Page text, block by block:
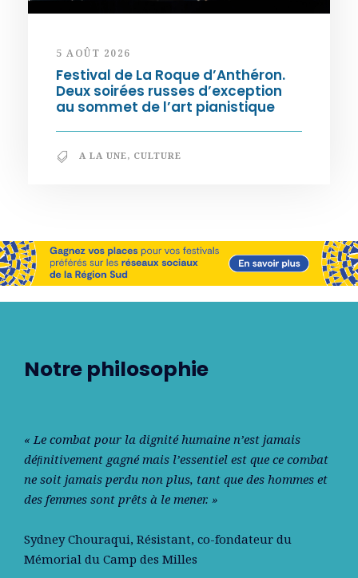
5 AOÛT 2026
Festival de La Roque d’Anthéron.
Deux soirées russes d’exception
au sommet de l’art pianistique
A LA UNE, CULTURE
Notre philosophie
« Le combat pour la dignité humaine n’est jamais
déﬁnitivement gagné mais l’essentiel est que ce combat
ne soit jamais perdu non plus, tant que des hommes et
des femmes sont prêts à le mener. »
Sydney Chouraqui, Résistant, co-fondateur du
Mémorial du Camp des Milles